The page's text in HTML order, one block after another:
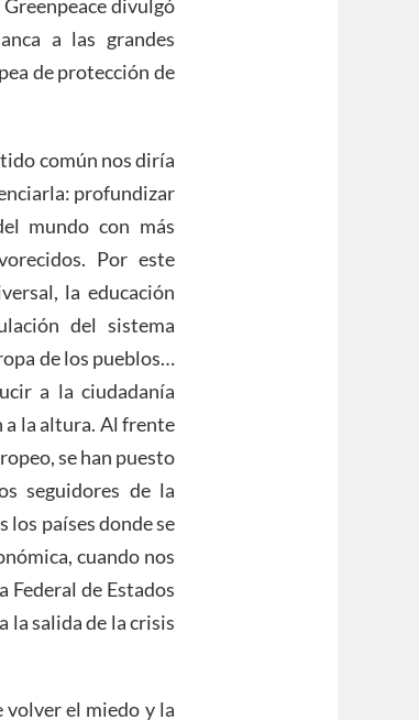
divulgó
a las grandes
de protección de
común nos diría
profundizar
mundo con más
Por este
la educación
del sistema
de los pueblos…
a la ciudadanía
a la altura. Al frente
se han puesto
seguidores de la
los países donde se
cuando nos
Federal de Estados
la salida de la crisis
volver el miedo y la